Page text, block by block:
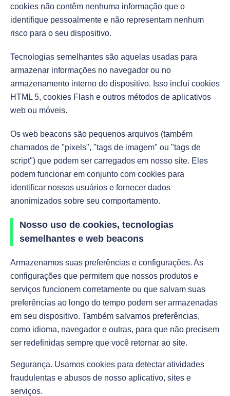
cookies não contêm nenhuma informação que o
identifique pessoalmente e não representam nenhum
risco para o seu dispositivo.
Tecnologias semelhantes são aquelas usadas para
armazenar informações no navegador ou no
armazenamento interno do dispositivo. Isso inclui cookies
HTML 5, cookies Flash e outros métodos de aplicativos
web ou móveis.
Os web beacons são pequenos arquivos (também
chamados de "pixels", "tags de imagem" ou "tags de
script") que podem ser carregados em nosso site. Eles
podem funcionar em conjunto com cookies para
identificar nossos usuários e fornecer dados
anonimizados sobre seu comportamento.
Nosso uso de cookies, tecnologias
semelhantes e web beacons
Armazenamos suas preferências e configurações. As
configurações que permitem que nossos produtos e
serviços funcionem corretamente ou que salvam suas
preferências ao longo do tempo podem ser armazenadas
em seu dispositivo. Também salvamos preferências,
como idioma, navegador e outras, para que não precisem
ser redefinidas sempre que você retornar ao site.
Segurança. Usamos cookies para detectar atividades
fraudulentas e abusos de nosso aplicativo, sites e
serviços.